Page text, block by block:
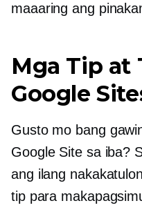
maaaring ang
Mga Tip at
Google
Gusto mo bang
Google Site sa iba?
ang ilang
tip para